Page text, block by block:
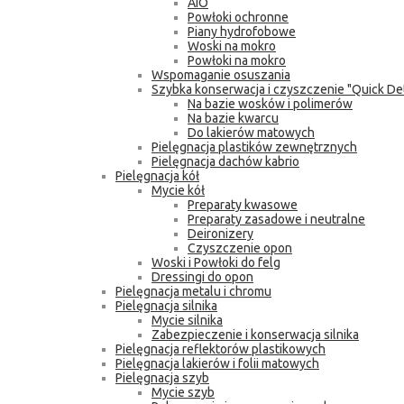
Powłoki ochronne
Piany hydrofobowe
Woski na mokro
Powłoki na mokro
Wspomaganie osuszania
Szybka konserwacja i czyszczenie "Quick
Na bazie wosków i polimerów
Na bazie kwarcu
Do lakierów matowych
Pielęgnacja plastików zewnętrznych
Pielęgnacja dachów kabrio
Pielęgnacja kół
Mycie kół
Preparaty kwasowe
Preparaty zasadowe i neutralne
Deironizery
Czyszczenie opon
Woski i Powłoki do felg
Dressingi do opon
Pielęgnacja metalu i chromu
Pielęgnacja silnika
Mycie silnika
Zabezpieczenie i konserwacja silnika
Pielęgnacja reflektorów plastikowych
Pielęgnacja lakierów i folii matowych
Pielęgnacja szyb
Mycie szyb